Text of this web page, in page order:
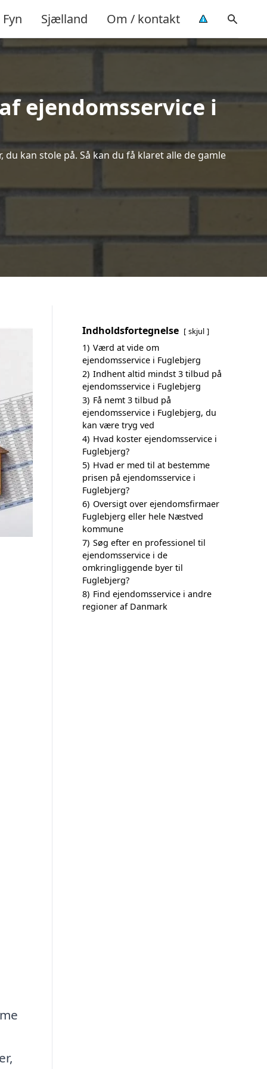
Fyn Sjælland Om / kontakt
ejendomsservice i
kan stole på. Så kan du få klaret alle de gamle
Indholdsfortegnelse skjul
1) Værd at vide om
ejendomsservice i Fuglebjerg
2) Indhent altid mindst 3 tilbud på
ejendomsservice i Fuglebjerg
3) Få nemt 3 tilbud på
ejendomsservice i Fuglebjerg, du
kan være tryg ved
4) Hvad koster ejendomsservice i
Fuglebjerg?
5) Hvad er med til at bestemme
prisen på ejendomsservice i
Fuglebjerg?
6) Oversigt over ejendomsfirmaer
Fuglebjerg eller hele Næstved
kommune
7) Søg efter en professionel til
ejendomsservice i de
omkringliggende byer til
Fuglebjerg?
8) Find ejendomsservice i andre
regioner af Danmark